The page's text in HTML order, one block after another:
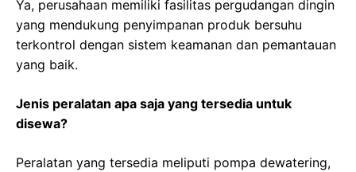
Ya, perusahaan memiliki fasilitas pergudangan dingin
yang mendukung penyimpanan produk bersuhu
terkontrol dengan sistem keamanan dan pemantauan
yang baik.
Jenis peralatan apa saja yang tersedia untuk
disewa?
Peralatan yang tersedia meliputi pompa dewatering,